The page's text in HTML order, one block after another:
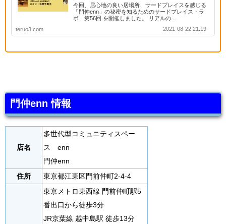
今回、居心地の良い居場所、サードプレイスを感じる
「門仲enn」の秘密を知るためのサードプレイス・ラ
ボ 第56回 を開催しました。 リアルの...
teruo3.com
2021-08-22 21:19
門仲enn 情報
店名
多世代型コミュニティスペー
ス enn
門仲enn
住所
東京都江東区門前仲町2-4-4
東京メトロ東西線 門前仲町駅5
番出口から徒歩3分
JR京葉線 越中島駅 徒歩13分